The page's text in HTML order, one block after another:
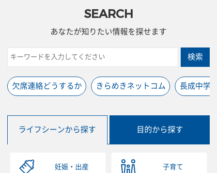
SEARCH
あなたが知りたい情報を探せます
検索
欠席連絡どうするか きらめきネットコム 長成中学
ライフシーンから探す 目的から探す
妊娠・出産 子育て